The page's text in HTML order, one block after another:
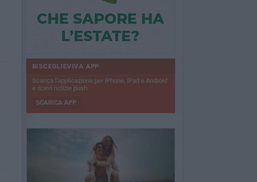
BISCEGLIEVIVA APP
Scarica l'applicazione per iPhone, iPad e Android
e ricevi notizie push
SCARICA APP